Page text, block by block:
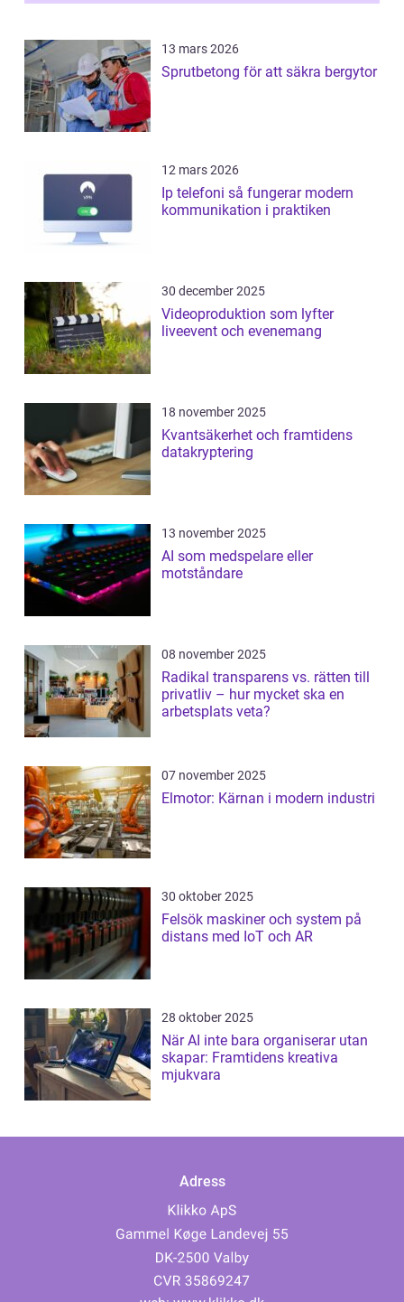
13 mars 2026
Sprutbetong för att säkra bergytor
12 mars 2026
Ip telefoni så fungerar modern
kommunikation i praktiken
30 december 2025
Videoproduktion som lyfter
liveevent och evenemang
18 november 2025
Kvantsäkerhet och framtidens
datakryptering
13 november 2025
AI som medspelare eller
motståndare
08 november 2025
Radikal transparens vs. rätten till
privatliv – hur mycket ska en
arbetsplats veta?
07 november 2025
Elmotor: Kärnan i modern industri
30 oktober 2025
Felsök maskiner och system på
distans med IoT och AR
28 oktober 2025
När AI inte bara organiserar utan
skapar: Framtidens kreativa
mjukvara
Adress